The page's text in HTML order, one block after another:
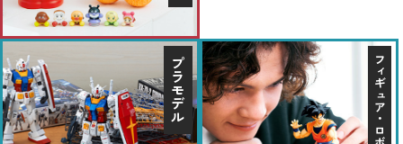
プラモデル フィギュア・ロボット